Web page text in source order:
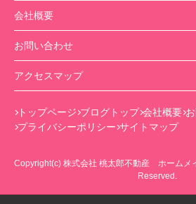
会社概要
お問い合わせ
アクセスマップ
トップページ ブログトップ 会社概要
プライバシーポリシー サイトマップ
Copyright(c) 株式会社 桃太郎不動産 ホームメ
Reserved.